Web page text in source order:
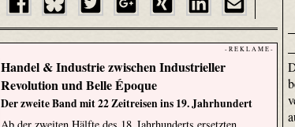
- R E K L A M E -
Handel & Industrie zwischen Industrieller
Revolution und Belle Époque
Der zweite Band mit 22 Zeitreisen ins 19. Jahrhundert